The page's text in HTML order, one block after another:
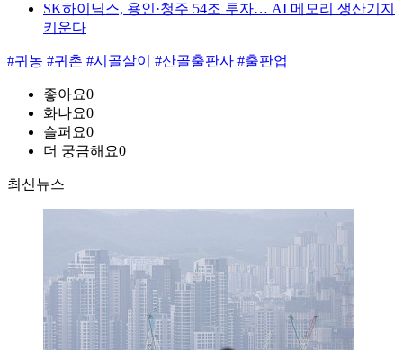
SK하이닉스, 용인·청주 54조 투자… AI 메모리 생산기지
키운다
#귀농 #귀촌 #시골살이 #산골출판사 #출판업
좋아요0
화나요0
슬퍼요0
더 궁금해요0
최신뉴스